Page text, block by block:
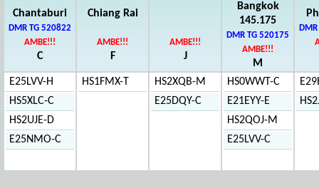
Chantaburi
DMR TG 520822
AMBE!!!
C
Chiang Rai
AMBE!!!
F
AMBE!!!
J
Bangkok
145.175
DMR TG 520175
AMBE!!!
M
E25LVV-H
HS5XLC-C
HS2UJE-D
E25NMO-C
HS1FMX-T
HS2XQB-M
E25DQY-C
HS0WWT-C
E21EYY-E
HS2QOJ-M
E25LVV-C